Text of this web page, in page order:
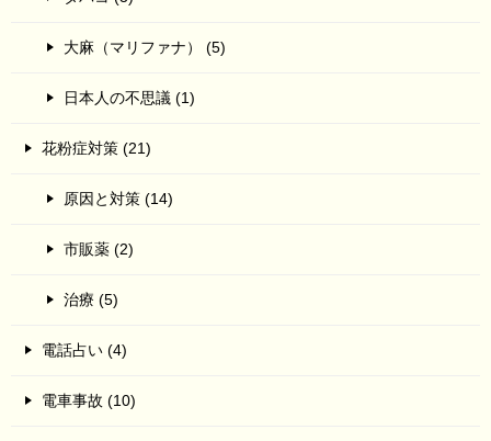
大麻（マリファナ） (5)
日本人の不思議 (1)
花粉症対策 (21)
原因と対策 (14)
市販薬 (2)
治療 (5)
電話占い (4)
電車事故 (10)